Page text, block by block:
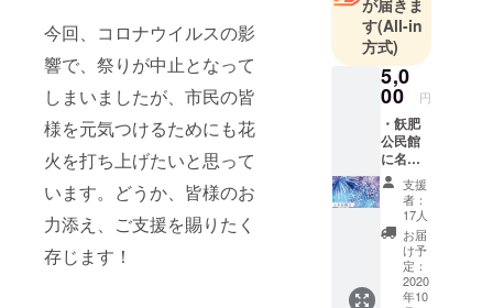
今回、コロナウイルスの影
響で、祭りが中止となって
しまいましたが、市民の皆
様を元気つけるためにも花
火を打ち上げたいと思って
います。どうか、皆様のお
力添え、ご支援を賜りたく
存じます！
希望の光を
届けるため
にも盛大に
打ち上げた
いと思って
おります。
す(All-in
方式)
5,0
00 円
・飫肥
公民館
に名前
の掲示
(1年
間)※支
援時、
必ず備
考欄に
ご希望
のお名
支援
者：
17人
お届
け予
定：
2020
年10